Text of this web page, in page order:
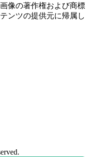
像の著作権および商標
ンツの提供元に帰属し